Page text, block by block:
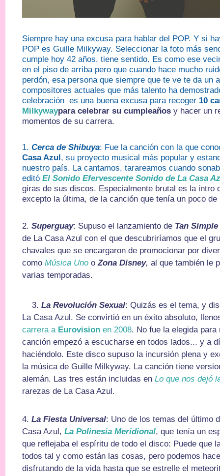
Siempre hay una excusa para hablar del POP. Y si
POP es Guille Milkyway. Seleccionar la foto más
cumple hoy 42 años, tiene sentido. Es como ese
en el piso de arriba pero que cuando hace mucho
perdón, esa persona que siempre que te ve te da un
compositores actuales que más talento ha
celebración es una buena excusa para recoger 10
Milkywaypara celebrar su cumpleañosy hacer un
momentos de su carrera.
1. Cerca de Shibuya: Fue la canción con la que
Casa Azul, su proyecto musical más popular y
nuestro país. La cantamos, tarareamos cuando
editó El Sonido Efervescente Sonido de La Casa
giras de sus discos. Especialmente brutal es la intro
excepto la última, de la canción que tenía un poco
2. Superguay: Supuso el lanzamiento de Tan
de La Casa Azul con el que descubriríamos que el
chavales que se encargaron de promocionar por
como Música Uno o Zona Disney, al que también le
varias temporadas.
3. La Revolución Sexual: Quizás es el tema, y
La Casa Azul. Se convirtió en un éxito absoluto,
carrera a Eurovisionen 2008. No fue la elegida
canción empezó a escucharse en todos lados... y a
haciéndolo. Este disco supuso la incursión plena y
la música de Guille Milkyway. La canción tiene
alemán. Las tres están incluidas en Lo que nos dejó
rarezas de La Casa Azul.
4. La Fiesta Universal: Uno de los temas del último
Casa Azul, La Polinesia Meridional, que tenía un
que reflejaba el espíritu de todo el disco: Puede que
todos tal y como están las cosas, pero podemos
disfrutando de la vida hasta que se estrelle el